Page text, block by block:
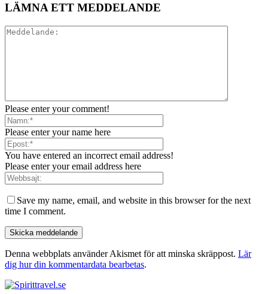
LÄMNA ETT MEDDELANDE
Please enter your comment!
Please enter your name here
You have entered an incorrect email address!
Please enter your email address here
Save my name, email, and website in this browser for the next
time I comment.
Denna webbplats använder Akismet för att minska skräppost. Lär
dig hur din kommentardata bearbetas.